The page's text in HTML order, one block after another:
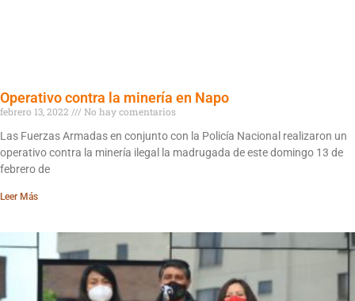
Operativo contra la minería en Napo
febrero 13, 2022
No hay comentarios
Las Fuerzas Armadas en conjunto con la Policía Nacional realizaron un
operativo contra la minería ilegal la madrugada de este domingo 13 de
febrero de
Leer Más